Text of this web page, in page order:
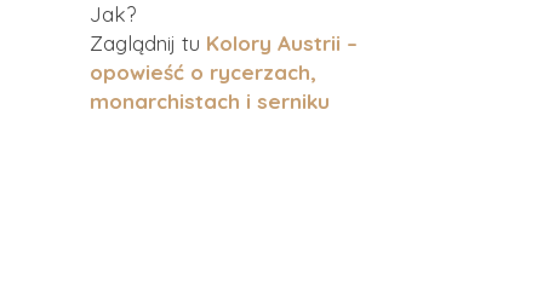
Jak?
Zaglądnij tu Kolory Austrii –
opowieść o rycerzach,
monarchistach i serniku